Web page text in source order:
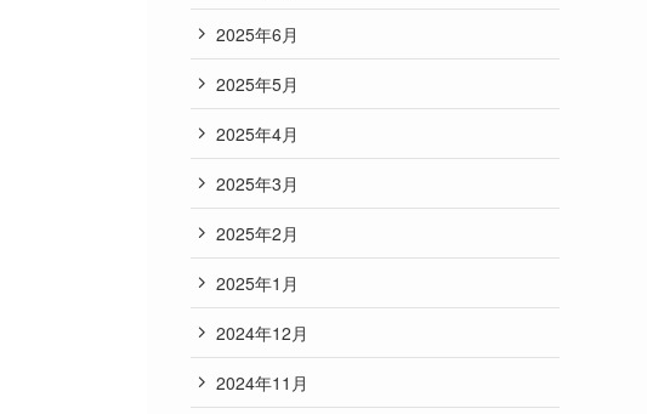
2025年6月
2025年5月
2025年4月
2025年3月
2025年2月
2025年1月
2024年12月
2024年11月